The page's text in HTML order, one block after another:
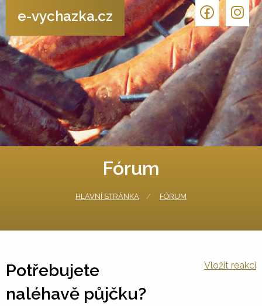
e-vychazka.cz
Fórum
HLAVNÍ STRÁNKA FÓRUM
Potřebujete
naléhavě půjčku?
Vložit reakci